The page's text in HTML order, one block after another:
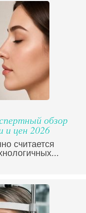
обзор
и цен 2026
считается